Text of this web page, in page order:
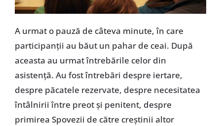
A urmat o pauză de câteva minute, în care
participanţii au băut un pahar de ceai. După
aceasta au urmat întrebările celor din
asistenţă. Au fost întrebări despre iertare,
despre păcatele rezervate, despre necesitatea
întâlnirii între preot şi penitent, despre
primirea Spovezii de către creştinii altor